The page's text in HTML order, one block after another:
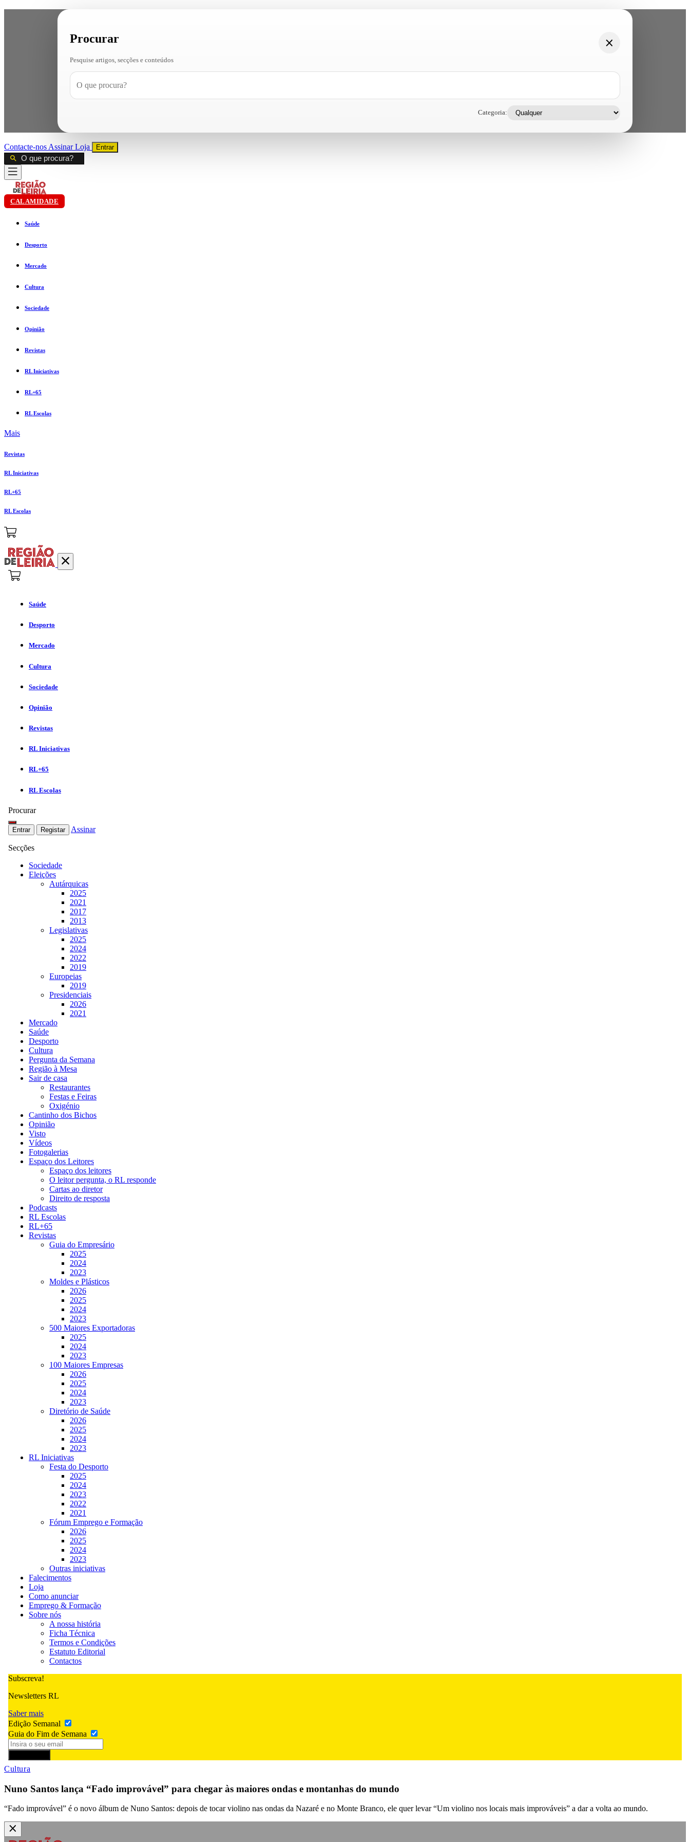
Procurar
Pesquise artigos, secções e conteúdos
Categoria:
Contacte-nos AssinarLoja Entrar
CALAMIDADE
Saúde
Desporto
Mercado
Cultura
Sociedade
Opinião
Revistas
RL Iniciativas
RL+65
RL Escolas
Mais
Revistas
RL Iniciativas
RL+65
RL Escolas
Saúde
Desporto
Mercado
Cultura
Sociedade
Opinião
Revistas
RL Iniciativas
RL+65
RL Escolas
Procurar
Entrar Registar Assinar
Secções
Sociedade
Eleições
Autárquicas
2025
2021
2017
2013
Legislativas
2025
2024
2022
2019
Europeias
2019
Presidenciais
2026
2021
Mercado
Saúde
Desporto
Cultura
Pergunta da Semana
Região à Mesa
Sair de casa
Restaurantes
Festas e Feiras
Oxigénio
Cantinho dos Bichos
Opinião
Visto
Vídeos
Fotogalerias
Espaço dos Leitores
Espaço dos leitores
O leitor pergunta, o RL responde
Cartas ao diretor
Direito de resposta
Podcasts
RL Escolas
RL+65
Revistas
Guia do Empresário
2025
2024
2023
Moldes e Plásticos
2026
2025
2024
2023
500 Maiores Exportadoras
2025
2024
2023
100 Maiores Empresas
2026
2025
2024
2023
Diretório de Saúde
2026
2025
2024
2023
RL Iniciativas
Festa do Desporto
2025
2024
2023
2022
2021
Fórum Emprego e Formação
2026
2025
2024
2023
Outras iniciativas
Falecimentos
Loja
Como anunciar
Emprego & Formação
Sobre nós
A nossa história
Ficha Técnica
Termos e Condições
Estatuto Editorial
Contactos
Subscreva!
Newsletters RL
Saber mais
Edição Semanal
Guia do Fim de Semana
Cultura
Nuno Santos lança “Fado improvável” para chegar às maiores ondas e montanhas do mundo
“Fado improvável” é o novo álbum de Nuno Santos: depois de tocar violino nas ondas da Nazaré e no Monte Branco, ele quer levar “Um violino nos locais mais improváveis” a dar a volta ao mundo.